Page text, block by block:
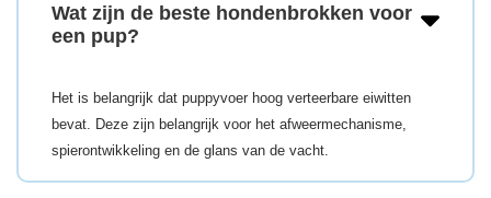
Wat zijn de beste hondenbrokken voor
een pup?
Het is belangrijk dat puppyvoer hoog verteerbare eiwitten
bevat. Deze zijn belangrijk voor het afweermechanisme,
spierontwikkeling en de glans van de vacht.